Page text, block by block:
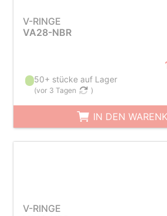
V-RINGE
VA28-NBR
50+ stücke auf Lager
(vor 3 Tagen )
IN DEN
V-RINGE